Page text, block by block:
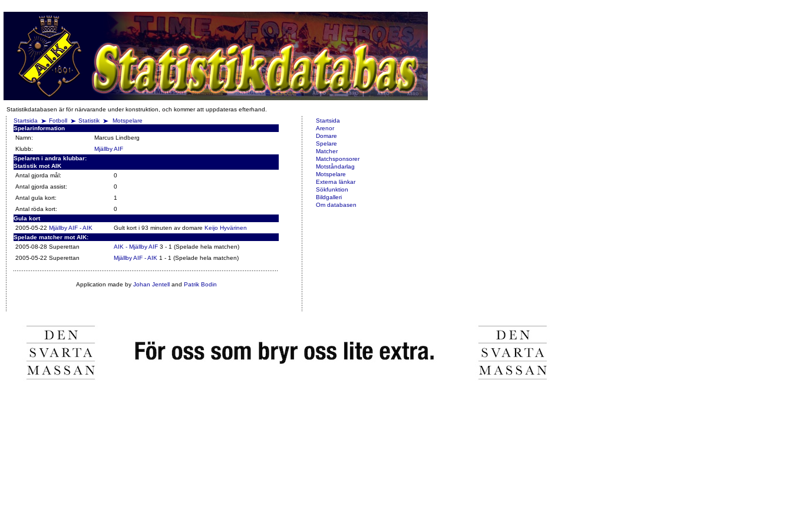
Statistikdatabasen är för närvarande under konstruktion, och kommer att uppdateras efterhand.
Startsida
Fotboll Statistik
Motspelare
Spelarinformation
Namn:
Marcus Lindberg
Klubb:
Mjällby AIF
Spelaren i andra klubbar:
Statistik mot AIK
Antal gjorda mål:
0
Antal gjorda assist:
0
Antal gula kort:
1
Antal röda kort:
0
Gula kort
2005-05-22 Mjällby AIF - AIK Gult kort i 93 minuten av domare Keijo Hyvärinen
Spelade matcher mot AIK:
2005-08-28 Superettan
AIK - Mjällby AIF 3 - 1 (Spelade hela matchen)
2005-05-22 Superettan
Mjällby AIF - AIK 1 - 1 (Spelade hela matchen)
Application made by Johan Jentelland Patrik Bodin
Startsida
Arenor
Domare
Spelare
Matcher
Matchsponsorer
Motståndarlag
Motspelare
Externa länkar
Sökfunktion
Bildgalleri
Om databasen